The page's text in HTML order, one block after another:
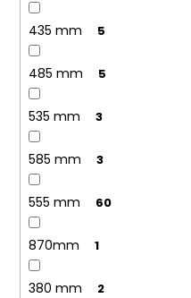
435 mm 5
485 mm 5
535 mm 3
585 mm 3
555 mm 60
870mm 1
380 mm 2